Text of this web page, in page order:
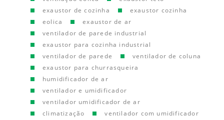
exaustor de cozinha
exaustor cozinha
eolica
exaustor de ar
ventilador de parede industrial
exaustor para cozinha industrial
ventilador de parede
ventilador de coluna
exaustor para churrasqueira
humidificador de ar
ventilador e umidificador
ventilador umidificador de ar
climatização
ventilador com umidificador